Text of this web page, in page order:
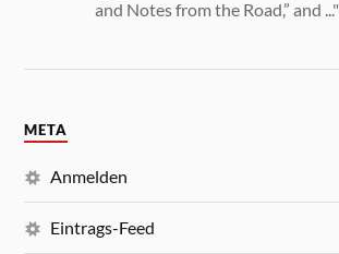
and Notes from the Road,” and ..."
META
Anmelden
Eintrags-Feed